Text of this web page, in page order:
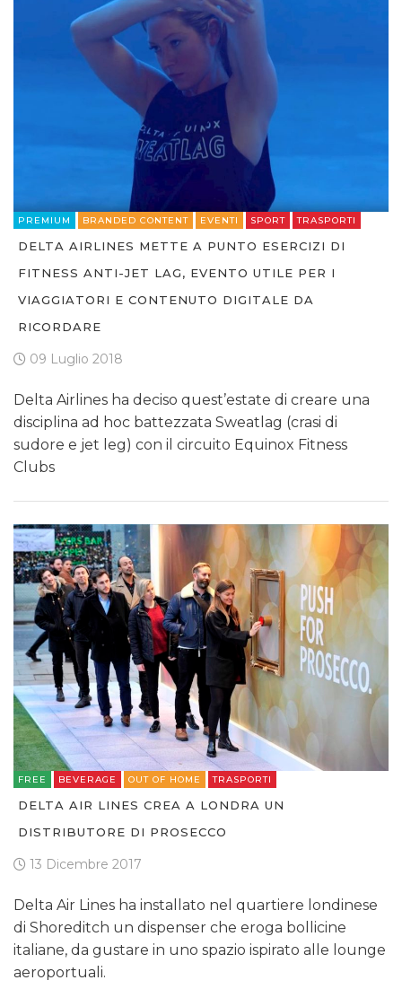
PREMIUM BRANDED CONTENT EVENTI SPORT TRASPORTI
DELTA AIRLINES METTE A PUNTO ESERCIZI DI
FITNESS ANTI-JET LAG, EVENTO UTILE PER I
VIAGGIATORI E CONTENUTO DIGITALE DA
RICORDARE
09 Luglio 2018
Delta Airlines ha deciso quest’estate di creare una
disciplina ad hoc battezzata Sweatlag (crasi di
sudore e jet leg) con il circuito Equinox Fitness
Clubs
FREE BEVERAGE OUT OF HOME TRASPORTI
DELTA AIR LINES CREA A LONDRA UN
DISTRIBUTORE DI PROSECCO
13 Dicembre 2017
Delta Air Lines ha installato nel quartiere londinese
di Shoreditch un dispenser che eroga bollicine
italiane, da gustare in uno spazio ispirato alle lounge
aeroportuali.